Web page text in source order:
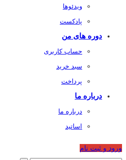
ویدئوها
پادکست
دوره های من
حساب کاربری
سبد خرید
پرداخت
درباره ما
درباره ما
اساتید
ورود و ثبت نام